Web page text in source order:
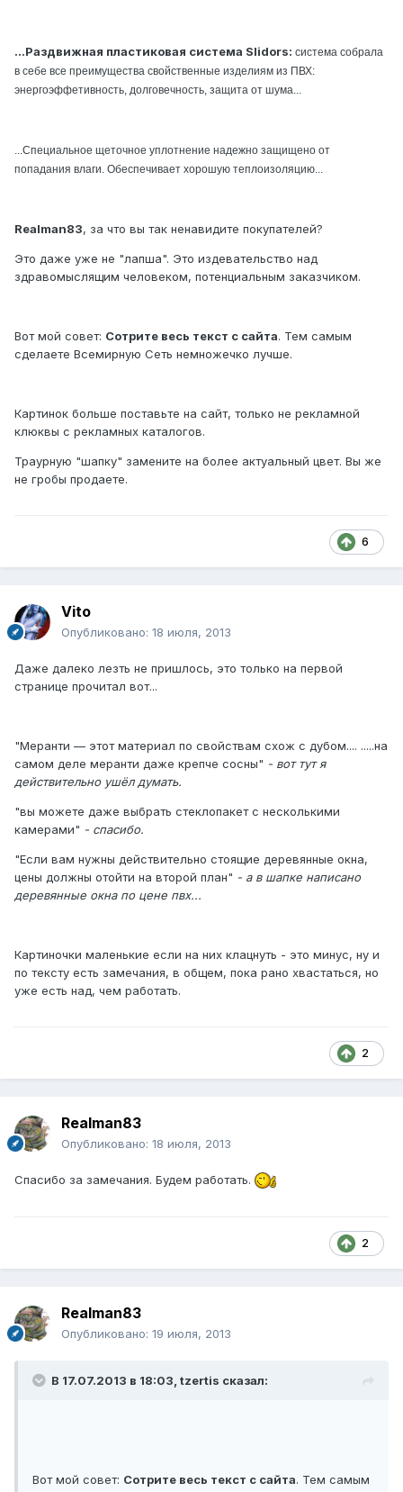
...Раздвижная пластиковая система Slidors: система собрала
в себе все преимущества свойственные изделиям из ПВХ:
энергоэффетивность, долговечность, защита от шума...
...Специальное щеточное уплотнение надежно защищено от
попадания влаги. Обеспечивает хорошую теплоизоляцию...
Realman83, за что вы так ненавидите покупателей?
Это даже уже не "лапша". Это издевательство над
здравомыслящим человеком, потенциальным заказчиком.
Вот мой совет: Сотрите весь текст с сайта. Тем самым
сделаете Всемирную Сеть немножечко лучше.
Картинок больше поставьте на сайт, только не рекламной
клюквы с рекламных каталогов.
Траурную "шапку" замените на более актуальный цвет. Вы же
не гробы продаете.
6
Vito
Опубликовано: 18 июля, 2013
Даже далеко лезть не пришлось, это только на первой
странице прочитал вот...
"Меранти — этот материал по свойствам схож с дубом.... .....на
самом деле меранти даже крепче сосны" - вот тут я
действительно ушёл думать.
"вы можете даже выбрать стеклопакет с несколькими
камерами" - спасибо.
"Если вам нужны действительно стоящие деревянные окна,
цены должны отойти на второй план" - а в шапке написано
деревянные окна по цене пвх...
Картиночки маленькие если на них клацнуть - это минус, ну и
по тексту есть замечания, в общем, пока рано хвастаться, но
уже есть над, чем работать.
2
Realman83
Опубликовано: 18 июля, 2013
Спасибо за замечания. Будем работать.
2
Realman83
Опубликовано: 19 июля, 2013
В 17.07.2013 в 18:03, tzertis сказал:
Вот мой совет: Сотрите весь текст с сайта. Тем самым